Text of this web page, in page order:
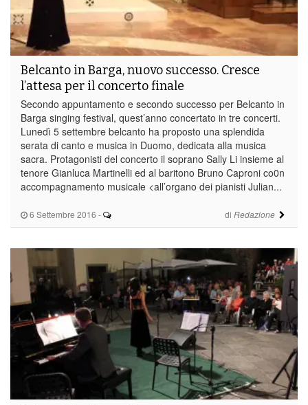
6 Settembre 2016 - di Redazione
Belcanto in Barga, nuovo successo. Cresce
l’attesa per il concerto finale
Secondo appuntamento e secondo successo per Belcanto in
Barga singing festival, quest’anno concertato in tre concerti.
Lunedì 5 settembre belcanto ha proposto una splendida
serata di canto e musica in Duomo, dedicata alla musica
sacra. Protagonisti del concerto il soprano Sally Li insieme al
tenore Gianluca Martinelli ed al baritono Bruno Caproni co0n
accompagnamento musicale <all’organo dei pianisti Julian...